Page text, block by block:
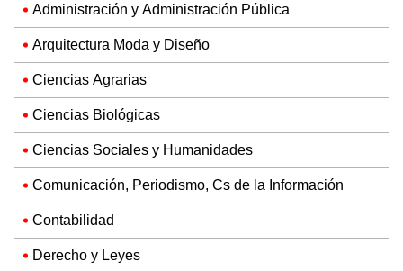
Administración y Administración Pública
Arquitectura Moda y Diseño
Ciencias Agrarias
Ciencias Biológicas
Ciencias Sociales y Humanidades
Comunicación, Periodismo, Cs de la Información
Contabilidad
Derecho y Leyes